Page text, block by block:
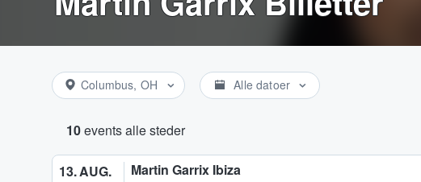
Columbus, OH Alle datoer
10events alle steder
13. AUG. Martin Garrix Ibiza